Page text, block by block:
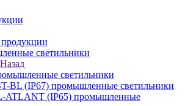
светильники
Назад
светильники
BL (IP67) промышленные светильники
ATLANT (IP65) промышленные